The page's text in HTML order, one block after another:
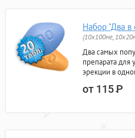
Набор "Два
(10x100мг,
Два самых
препарата для
эрекции в
от 115Р